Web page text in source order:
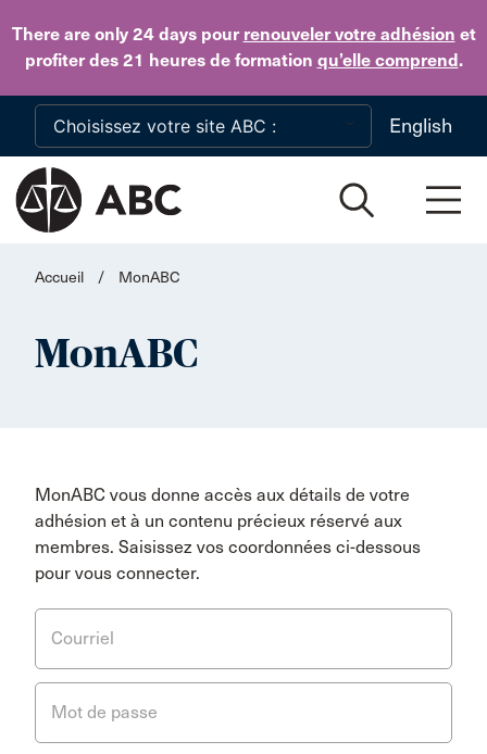
There are only 24 dayspour renouveler votre adhésion et
profiter des 21 heures de formation qu’elle comprend.
Skip to main content
English
Accueil / MonABC
MonABC
MonABC vous donne accès aux détails de votre
adhésion et à un contenu précieux réservé aux
membres. Saisissez vos coordonnées ci-dessous
pour vous connecter.
Courriel
Mot de passe